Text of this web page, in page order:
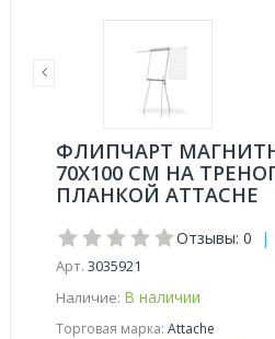
ФЛИПЧАРТ
70Х100 СМ НА
ПЛАНКОЙ ATTACHE
Отзывы: 0 |
Арт. 3035921
Наличие: В наличии
Торговая марка: Attache